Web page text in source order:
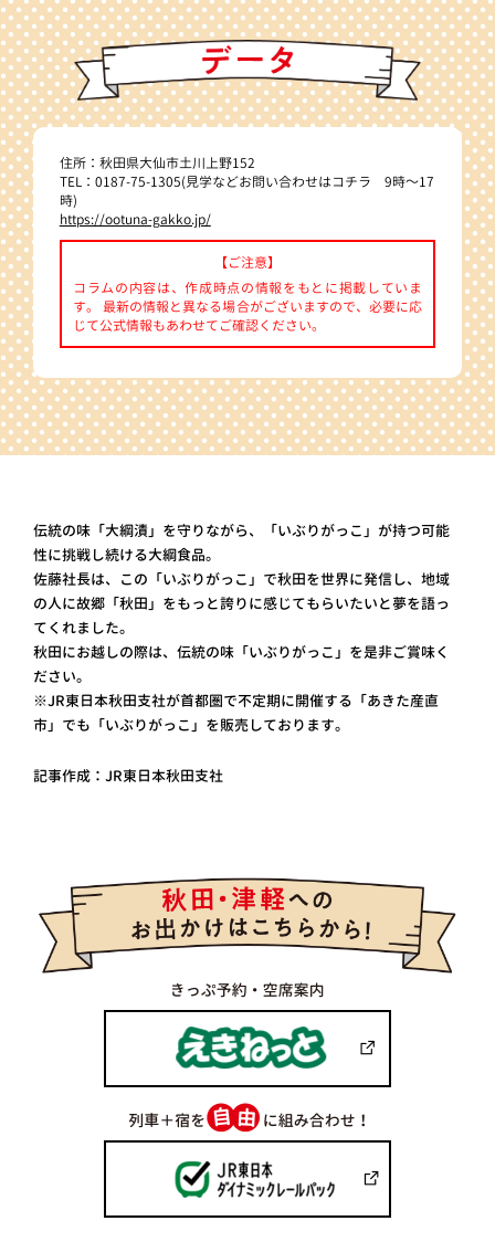
住所：秋田県大仙市土川上野152
TEL：0187-75-1305(見学などお問い合わせはコチラ 9時～17
時)
https://ootuna-gakko.jp/
【ご注意】
コラムの内容は、作成時点の情報をもとに掲載していま
す。 最新の情報と異なる場合がございますので、必要に応
じて公式情報もあわせてご確認ください。
伝統の味「大綱漬」を守りながら、「いぶりがっこ」が持つ可能
性に挑戦し続ける大綱食品。
佐藤社長は、この「いぶりがっこ」で秋田を世界に発信し、地域
の人に故郷「秋田」をもっと誇りに感じてもらいたいと夢を語っ
てくれました。
秋田にお越しの際は、伝統の味「いぶりがっこ」を是非ご賞味く
ださい。
※JR東日本秋田支社が首都圏で不定期に開催する「あきた産直
市」でも「いぶりがっこ」を販売しております。
記事作成：JR東日本秋田支社